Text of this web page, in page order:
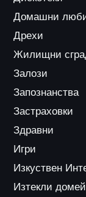
Домашни
Дрехи
Жилищни
Залози
Запознанства
Застраховки
Здравни
Игри
Изкуствен
Изтекли